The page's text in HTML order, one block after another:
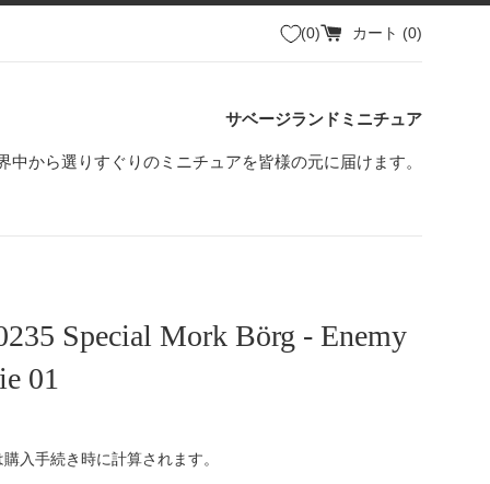
0 カート (0)
サベージランドミニチュア
中から選りすぐりのミニチュアを皆様の元に届けます。
Special Mork Börg - Enemy
01
購入手続き時に計算されます。